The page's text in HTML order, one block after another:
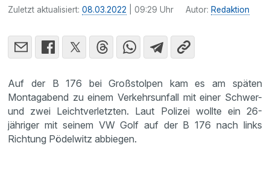
Zuletzt aktualisiert:08.03.2022 | 09:29 Uhr Autor: Redaktion
Auf der B 176 bei Großstolpen kam es am späten
Montagabend zu einem Verkehrsunfall mit einer Schwer-
und zwei Leichtverletzten. Laut Polizei wollte ein 26-
jähriger mit seinem VW Golf auf der B 176 nach links
Richtung Pödelwitz abbiegen.